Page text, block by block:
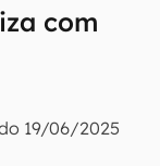
com
19/06/2025